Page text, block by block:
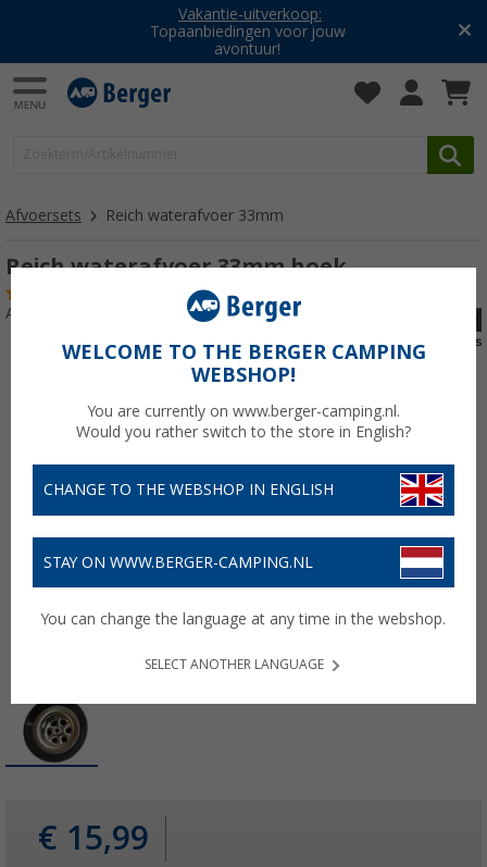
Vakantie-uitverkoop:
Topaanbiedingen voor jouw
avontuur!
Afvoersets Reich waterafvoer 33mm
Reich waterafvoer 33mm hoek
Artikelnr: 749312
€ 15,99
WELCOME TO THE BERGER CAMPING
WEBSHOP!
You are currently on www.berger-camping.nl.
Would you rather switch to the store in English?
CHANGE TO THE WEBSHOP IN ENGLISH
STAY ON WWW.BERGER-CAMPING.NL
You can change the language at any time in the webshop.
SELECT ANOTHER LANGUAGE